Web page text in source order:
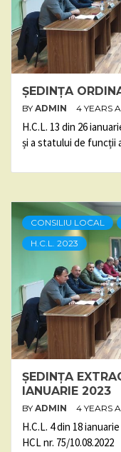
ȘEDINȚA
BY ADMIN 4 YEARS
H.C.L. 13 din 26
și a statului de funcții
CONSILIU LOCAL
H.C.L. 2023
ȘEDINȚA
IANUARIE 2023
BY ADMIN 4 YEARS
H.C.L. 4 din 18
HCL nr. 75/10.08.2022